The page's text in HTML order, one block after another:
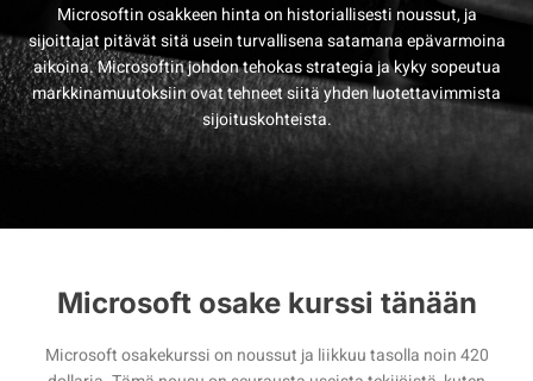
Microsoftin osakkeen hinta on historiallisesti noussut, ja
sijoittajat pitävät sitä usein turvallisena satamana epävarmoina
aikoina. Microsoftin johdon tehokas strategia ja kyky sopeutua
markkinamuutoksiin ovat tehneet siitä yhden luotettavimmista
sijoituskohteista.
Microsoft osake kurssi tänään
Microsoft osakekurssi on noussut ja liikkuu tasolla noin 420